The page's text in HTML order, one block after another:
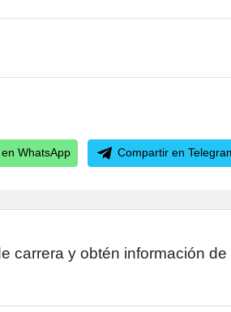
en WhatsApp Compartir en
carrera y obtén información